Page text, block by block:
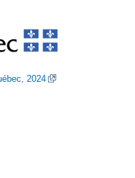
2024